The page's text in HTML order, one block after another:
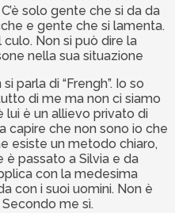
solo gente che si da da
e gente che si lamenta.
Non si può dire la
nella sua situazione
parla di “Frengh”. Io so
di me ma non ci siamo
lui è un allievo privato di
capire che non sono io che
esiste un metodo chiaro,
è passato a Silvia e da
con la medesima
con i suoi uomini. Non è
me sì.